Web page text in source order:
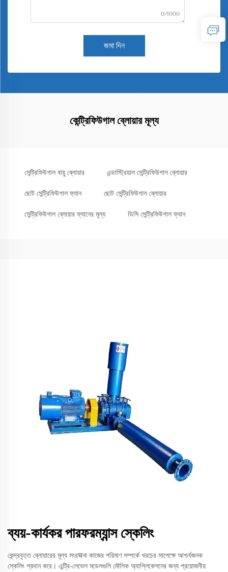
0/1000
জমা দিন
কেন্ট্রিফিউগাল ব্লোয়ার মূল্য
সেন্ট্রিফিউগাল বায়ু ব্লোয়ার এন্ডাস্ট্রিয়াল সেন্ট্রিফিউগাল ব্লোয়ার
ছোট সেন্ট্রিফিউগাল ফ্যান ছোট সেন্ট্রিফিউগাল ব্লোয়ার
সেন্ট্রিফিউগাল ব্লোয়ার ফ্যানের মূল্য ডিসি সেন্ট্রিফিউগাল ফ্যান
ব্যয়-কার্যকর পারফরম্যান্স স্কেলিং
কেন্দ্রবৃত্ত ব্লোয়ারের মূল্য সংরचনা কাজের পরিমাণ সম্পর্কে খরচের সাপেক্ষে আশ্চর্যজনক
স্কেলিং প্রদান করে। এন্ট্রি-লেভেল মডেলগুলি মৌলিক অ্যাপ্লিকেশনের জন্য প্রয়োজনীয়